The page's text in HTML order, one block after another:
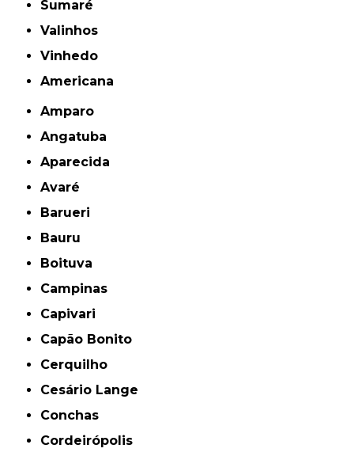
Sumaré
Valinhos
Vinhedo
americana
Amparo
Angatuba
Aparecida
Avaré
Barueri
Bauru
Boituva
Campinas
Capivari
Capão Bonito
Cerquilho
Cesário Lange
Conchas
Cordeirópolis